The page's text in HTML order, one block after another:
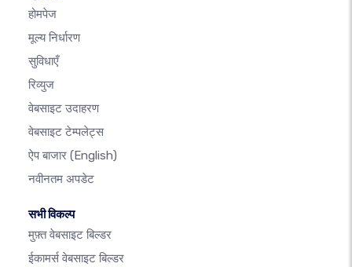
होमपेज
मूल्य निर्धारण
सुविधाएँ
रिव्युज
वेबसाइट उदाहरण
वेबसाइट टेम्पलेट्स
ऐप बाजार (English)
नवीनतम अपडेट
सभी विकल्प
मुफ़्त वेबसाइट बिल्डर
ईकामर्स वेबसाइट बिल्डर